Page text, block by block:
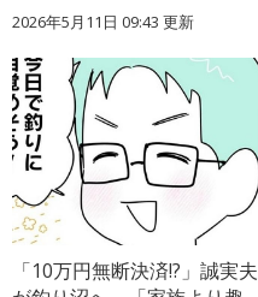
2026年5月11日 09:43 更新
「10万円無断決済!?」誠実夫